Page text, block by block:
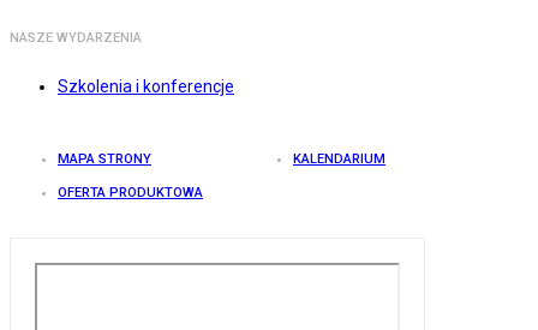
NASZE WYDARZENIA
Szkolenia i konferencje
MAPA STRONY KALENDARIUM
OFERTA PRODUKTOWA